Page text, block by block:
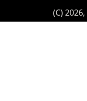
(C) 2026,